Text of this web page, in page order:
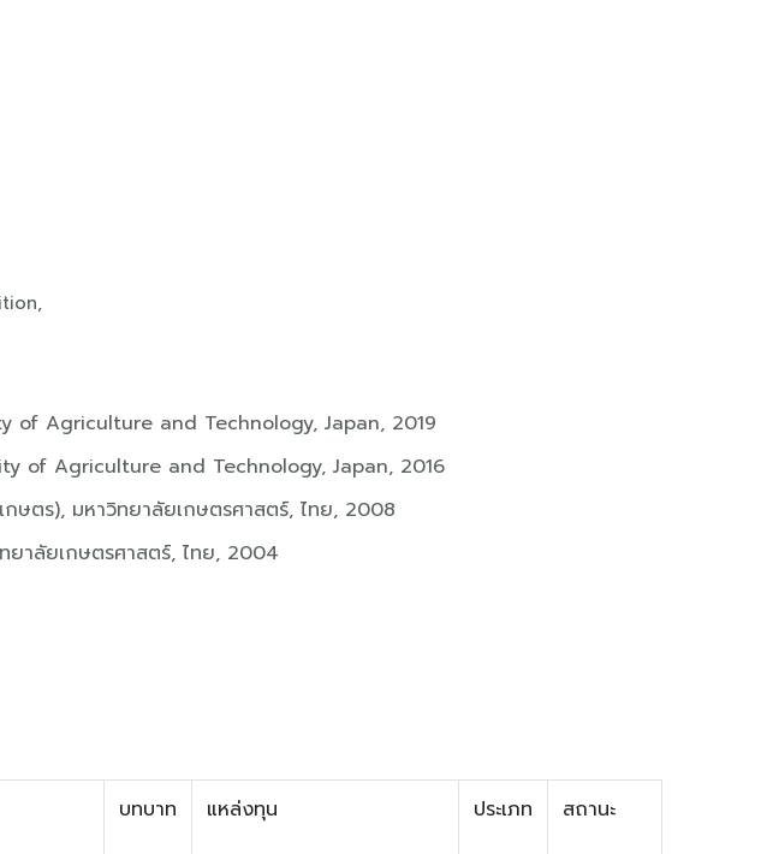
of Agriculture and Technology, Japan, 2019
of Agriculture and Technology, Japan, 2016
ษตร), มหาวิทยาลัยเกษตรศาสตร์, ไทย, 2008
าลัยเกษตรศาสตร์, ไทย, 2004
บทบาท แหล่งทุน ประเภท สถานะ